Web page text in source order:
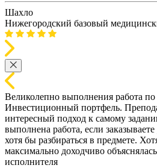
Шахло
Нижегородский базовый
Великолепно выполнения работа по
Инвестиционный портфель.
интересный подход к самому
выполнена работа, если
хотя бы разбираться в предмете.
максимально доходчиво
исполнителя